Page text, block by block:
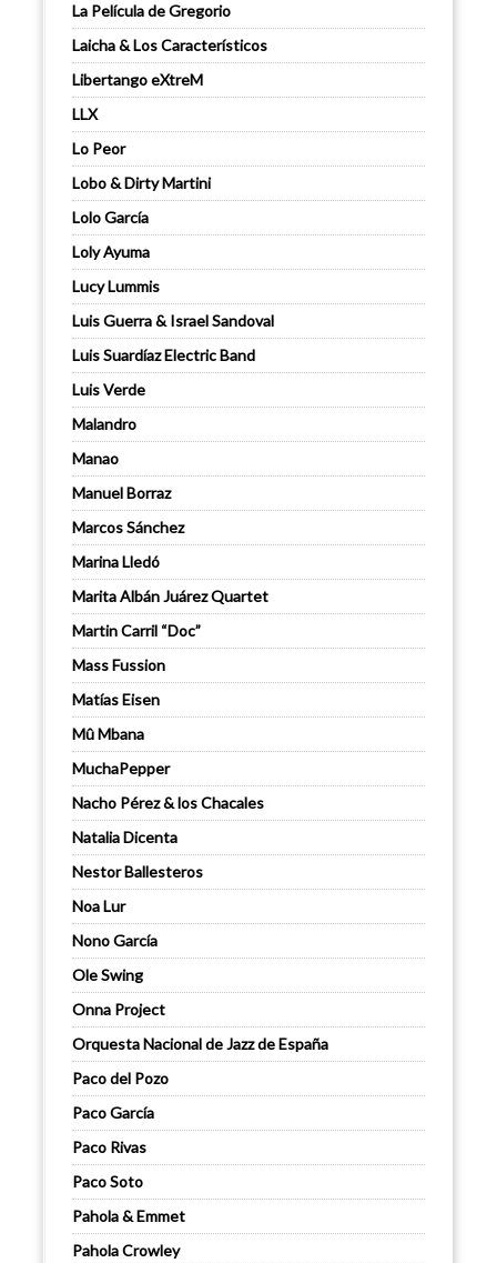
La Película de Gregorio
Laicha & Los Característicos
Libertango eXtreM
LLX
Lo Peor
Lobo & Dirty Martini
Lolo García
Loly Ayuma
Lucy Lummis
Luis Guerra & Israel Sandoval
Luis Suardíaz Electric Band
Luis Verde
Malandro
Manao
Manuel Borraz
Marcos Sánchez
Marina Lledó
Marita Albán Juárez Quartet
Martin Carril “Doc”
Mass Fussion
Matías Eisen
Mû Mbana
MuchaPepper
Nacho Pérez & los Chacales
Natalia Dicenta
Nestor Ballesteros
Noa Lur
Nono García
Ole Swing
Onna Project
Orquesta Nacional de Jazz de España
Paco del Pozo
Paco García
Paco Rivas
Paco Soto
Pahola & Emmet
Pahola Crowley